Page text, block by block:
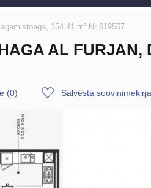
154.41 m² Nr 619567
AL FURJAN,
(0) Salvesta soovinimekirja